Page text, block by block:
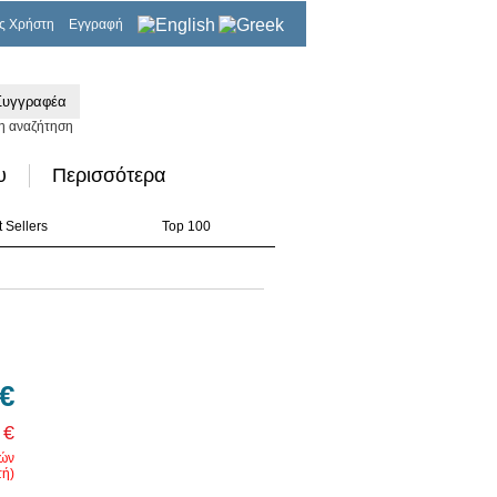
Χρήστη Εγγραφή
αναζήτηση
Περισσότερα
Sellers Top 100
€